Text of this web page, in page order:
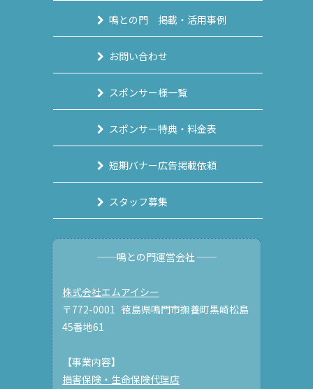
鳴との門 掲載・活用事例
お問い合わせ
スポンサー様一覧
スポンサー特典・料金表
短期バナー広告掲載依頼
スタッフ募集
──鳴との門運営会社 ──
株式会社エムアイシー
〒772-0001 徳島県鳴門市撫養町黒崎松島
45番地61
【事業内容】
損害保険・生命保険代理店